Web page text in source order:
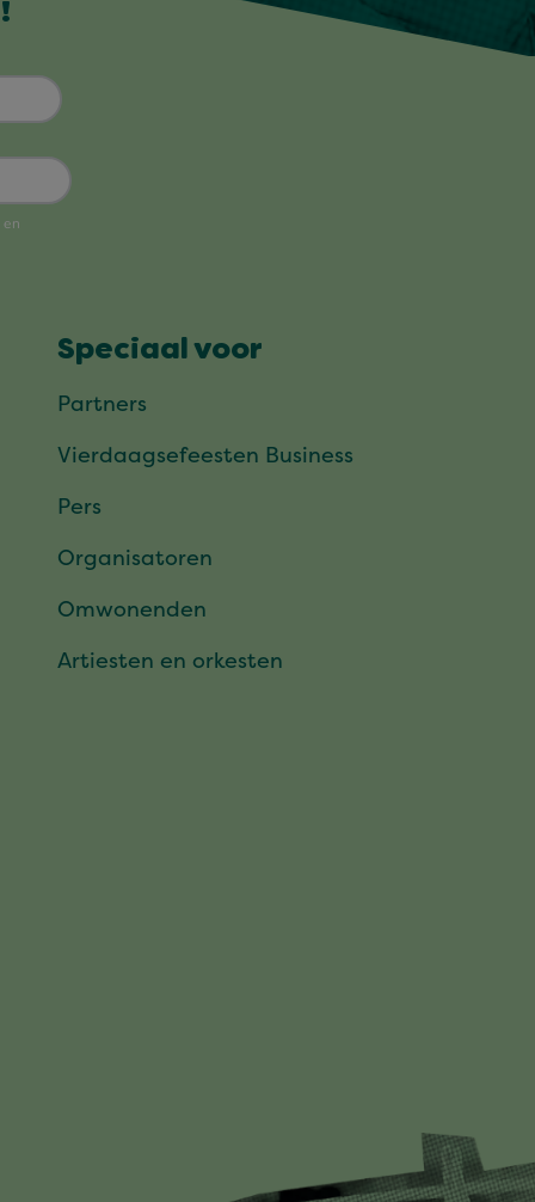
Speciaal voor
Partners
Vierdaagsefeesten Business
Pers
Organisatoren
Omwonenden
Artiesten en orkesten